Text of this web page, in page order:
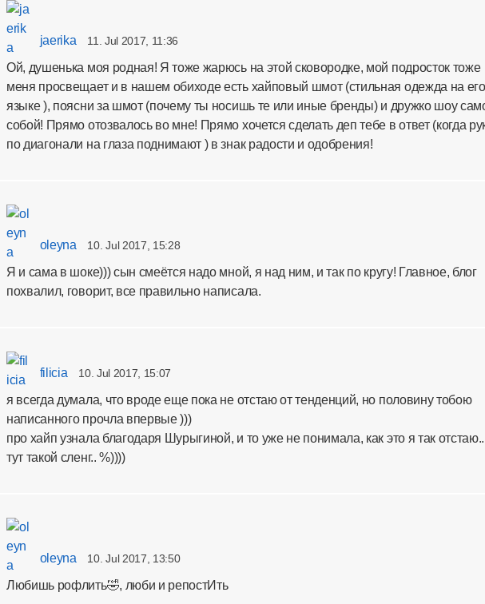
jaerika 11. Jul 2017, 11:36
Ой, душенька моя родная! Я тоже жарюсь на этой сковородке, мой подросток тоже
меня просвещает и в нашем обиходе есть хайповый шмот (стильная одежда на его
языке ), поясни за шмот (почему ты носишь те или иные бренды) и дружко шоу
собой! Прямо отозвалось во мне! Прямо хочется сделать деп тебе в ответ (когда
по диагонали на глаза поднимают ) в знак радости и одобрения!
oleyna 10. Jul 2017, 15:28
Я и сама в шоке))) сын смеётся надо мной, я над ним, и так по кругу! Главное, блог
похвалил, говорит, все правильно написала.
filicia 10. Jul 2017, 15:07
я всегда думала, что вроде еще пока не отстаю от тенденций, но половину тобою
написанного прочла впервые )))
про хайп узнала благодаря Шурыгиной, и то уже не понимала, как это я так
тут такой сленг.. %))))
oleyna 10. Jul 2017, 13:50
Любишь рофлить🤣, люби и репостИть